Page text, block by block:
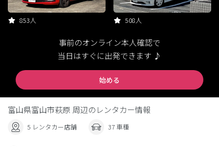
853人 508人
事前のオンライン本人確認で
当日はすぐに出発できます ♪
始める
富山県富山市萩原 周辺のレンタカー情報
5 レンタカー店舗 37 車種